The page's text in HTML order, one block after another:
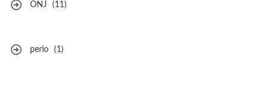
ONJ (11)
perio (1)